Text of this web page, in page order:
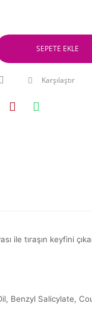
SEPETE EKLE
Karşılaştır
ile tıraşın keyfini
Benzyl Salicylate,